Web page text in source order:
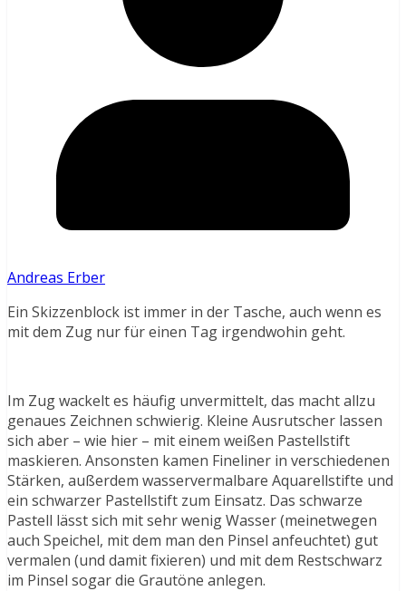
Andreas Erber
Ein Skizzenblock ist immer in der Tasche, auch wenn es
mit dem Zug nur für einen Tag irgendwohin geht.
Im Zug wackelt es häufig unvermittelt, das macht allzu
genaues Zeichnen schwierig. Kleine Ausrutscher lassen
sich aber – wie hier – mit einem weißen Pastellstift
maskieren. Ansonsten kamen Fineliner in verschiedenen
Stärken, außerdem wasservermalbare Aquarellstifte und
ein schwarzer Pastellstift zum Einsatz. Das schwarze
Pastell lässt sich mit sehr wenig Wasser (meinetwegen
auch Speichel, mit dem man den Pinsel anfeuchtet) gut
vermalen (und damit fixieren) und mit dem Restschwarz
im Pinsel sogar die Grautöne anlegen.